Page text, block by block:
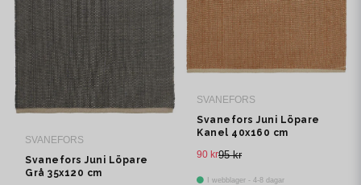
SVANEFORS
Svanefors Juni Löpare
Grå 35x120 cm
SVANEFORS
Svanefors Juni Löpare
Kanel 40x160 cm
95 kr
90 kr
I webblager - 4-8 dagar